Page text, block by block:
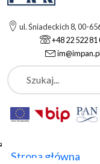
ul. Śniadeckich 8, 00-
+48 22 522 81
im@impan.pl
Szukaj
Strona główna